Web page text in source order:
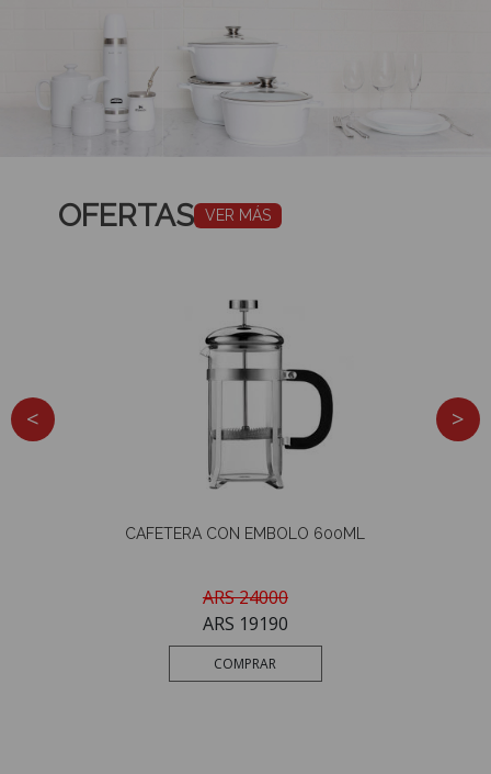
OFERTAS VER MÁS
< >
CAFETERA CON EMBOLO 600ML
ARS 24000
ARS 19190
COMPRAR
‹ ›